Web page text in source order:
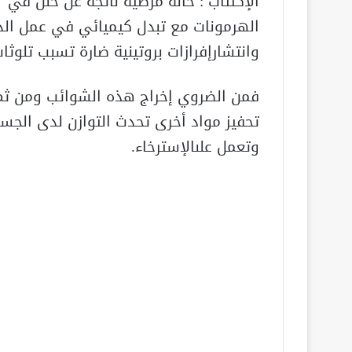
الهرمونات مع تبدل كيميائي في عمل
وانتشارإفرازات بروتينية ضارة تسبب
فمن الضروي إخراج هذه الشوائب ومن
تحفيز مواد أخرى تحدث التوازن لدى
وتعمل علىالإسترخاء.